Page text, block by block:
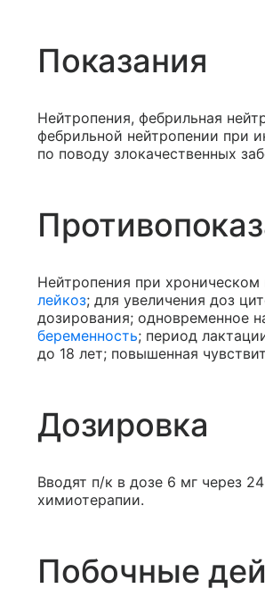
Показания
Нейтропения, фебрильная
фебрильной нейтропении при
по поводу злокачественных
Нейтропения при
лейкоз; для увеличения доз
дозирования; одновременное
беременность; период
до 18 лет; повышенная
Дозировка
Вводят п/к в дозе 6 мг через
химиотерапии.
Побочные